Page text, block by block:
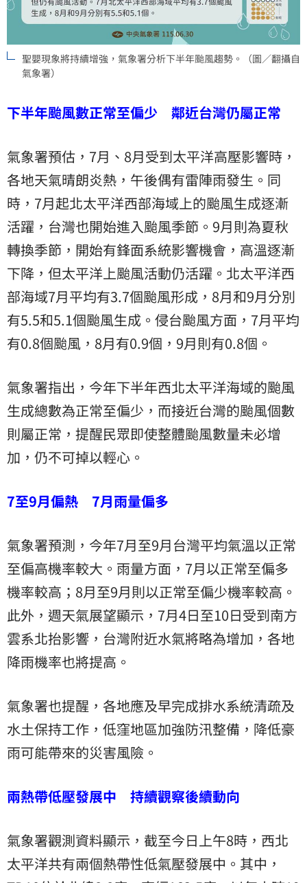
聖嬰現象將持續增強，氣象署分析下半年颱風趨勢。（圖／翻攝自
氣象署）
下半年颱風數正常至偏少 鄰近台灣仍屬正常
氣象署預估，7月、8月受到太平洋高壓影響時，
各地天氣晴朗炎熱，午後偶有雷陣雨發生。同
時，7月起北太平洋西部海域上的颱風生成逐漸
活躍，台灣也開始進入颱風季節。9月則為夏秋
轉換季節，開始有鋒面系統影響機會，高溫逐漸
下降，但太平洋上颱風活動仍活躍。北太平洋西
部海域7月平均有3.7個颱風形成，8月和9月分別
有5.5和5.1個颱風生成。侵台颱風方面，7月平均
有0.8個颱風，8月有0.9個，9月則有0.8個。
氣象署指出，今年下半年西北太平洋海域的颱風
生成總數為正常至偏少，而接近台灣的颱風個數
則屬正常，提醒民眾即使整體颱風數量未必增
加，仍不可掉以輕心。
7至9月偏熱 7月雨量偏多
氣象署預測，今年7月至9月台灣平均氣溫以正常
至偏高機率較大。雨量方面，7月以正常至偏多
機率較高；8月至9月則以正常至偏少機率較高。
此外，週天氣展望顯示，7月4日至10日受到南方
雲系北抬影響，台灣附近水氣將略為增加，各地
降雨機率也將提高。
氣象署也提醒，各地應及早完成排水系統清疏及
水土保持工作，低窪地區加強防汛整備，降低豪
雨可能帶來的災害風險。
兩熱帶低壓發展中 持續觀察後續動向
氣象署觀測資料顯示，截至今日上午8時，西北
太平洋共有兩個熱帶性低氣壓發展中。其中，